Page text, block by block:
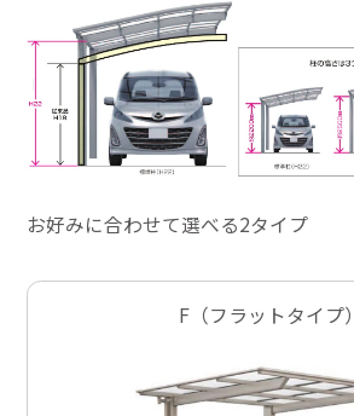
お好みに合わせて選べる2タイプ
F（フラットタイプ）